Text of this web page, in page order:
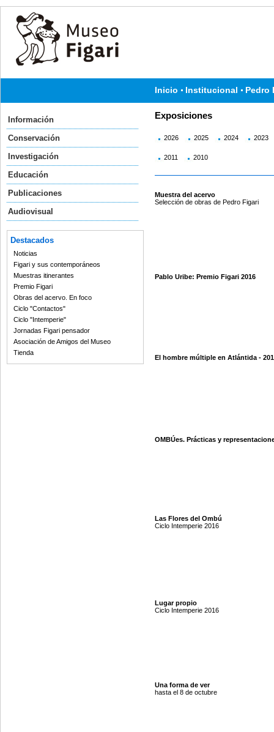
Inicio Institucional Pedro
Información
Conservación
Investigación
Educación
Publicaciones
Audiovisual
Destacados
Noticias
Figari y sus contemporáneos
Muestras itinerantes
Premio Figari
Obras del acervo. En foco
Ciclo "Contactos"
Ciclo "Intemperie"
Jornadas Figari pensador
Asociación de Amigos del Museo
Tienda
Exposiciones
2026 2025 2024 2023
2011 2010
Muestra del acervo
Selección de obras de Pedro Figari
Pablo Uribe: Premio Figari 2016
El hombre múltiple en Atlántida -
OMBÚes. Prácticas y
Las Flores del Ombú
Ciclo Intemperie 2016
Lugar propio
Ciclo Intemperie 2016
Una forma de ver
hasta el 8 de octubre